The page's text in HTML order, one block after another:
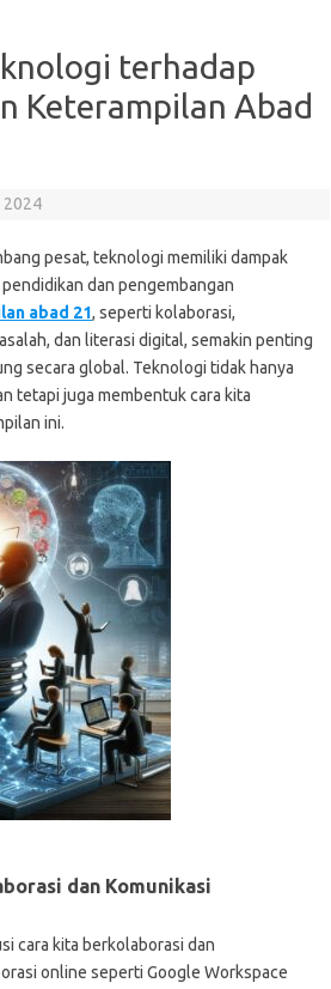
terhadap
Keterampilan Abad
2024
pesat, teknologi memiliki dampak
dan pengembangan
abad 21, seperti kolaborasi,
dan literasi digital, semakin penting
secara global. Teknologi tidak hanya
tetapi juga membentuk cara kita
ini.
dan Komunikasi
cara kita berkolaborasi dan
online seperti Google Workspace